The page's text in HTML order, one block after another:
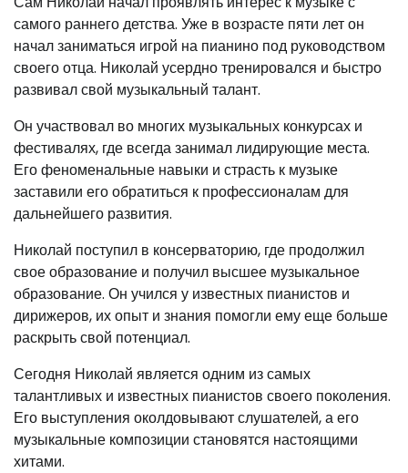
самого раннего детства. Уже в возрасте пяти лет он
начал заниматься игрой на пианино под руководством
своего отца. Николай усердно тренировался и быстро
развивал свой музыкальный талант.
Он участвовал во многих музыкальных конкурсах и
фестивалях, где всегда занимал лидирующие места.
Его феноменальные навыки и страсть к музыке
заставили его обратиться к профессионалам для
дальнейшего развития.
Николай поступил в консерваторию, где продолжил
свое образование и получил высшее музыкальное
образование. Он учился у известных пианистов и
дирижеров, их опыт и знания помогли ему еще больше
раскрыть свой потенциал.
Сегодня Николай является одним из самых
талантливых и известных пианистов своего поколения.
Его выступления околдовывают слушателей, а его
музыкальные композиции становятся настоящими
хитами.